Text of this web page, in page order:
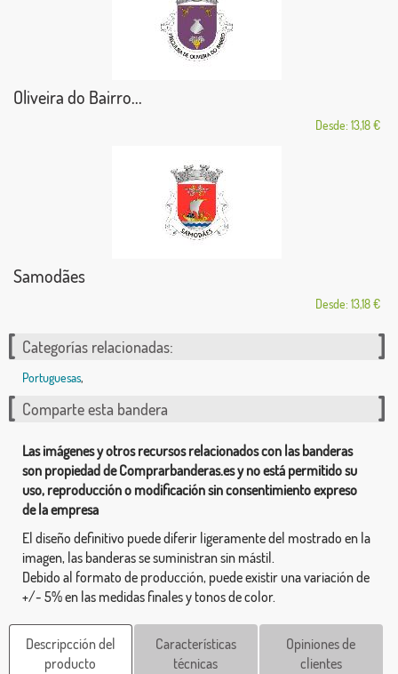
Oliveira do Bairro...
Desde: 13,18 €
Samodães
Desde: 13,18 €
Categorías relacionadas:
Portuguesas,
Comparte esta bandera
Las imágenes y otros recursos relacionados con las banderas
son propiedad de Comprarbanderas.es y no está permitido su
uso, reproducción o modificación sin consentimiento expreso
de la empresa
El diseño definitivo puede diferir ligeramente del mostrado en la
imagen, las banderas se suministran sin mástil.
Debido al formato de producción, puede existir una variación de
+/- 5% en las medidas finales y tonos de color.
Descripcción del
producto
Características
técnicas
Opiniones de
clientes